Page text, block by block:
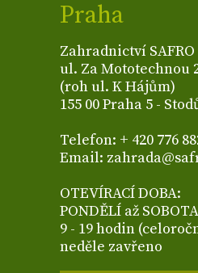
Praha
Zahradnictví SAFRO
ul. Za Mototechnou
(roh ul. K Hájům)
155 00 Praha 5 -
Telefon: + 420 776
Email:
OTEVÍRACÍ DOBA:
PONDĚLÍ až SOBOTA
9 - 19 hodin
neděle zavřeno